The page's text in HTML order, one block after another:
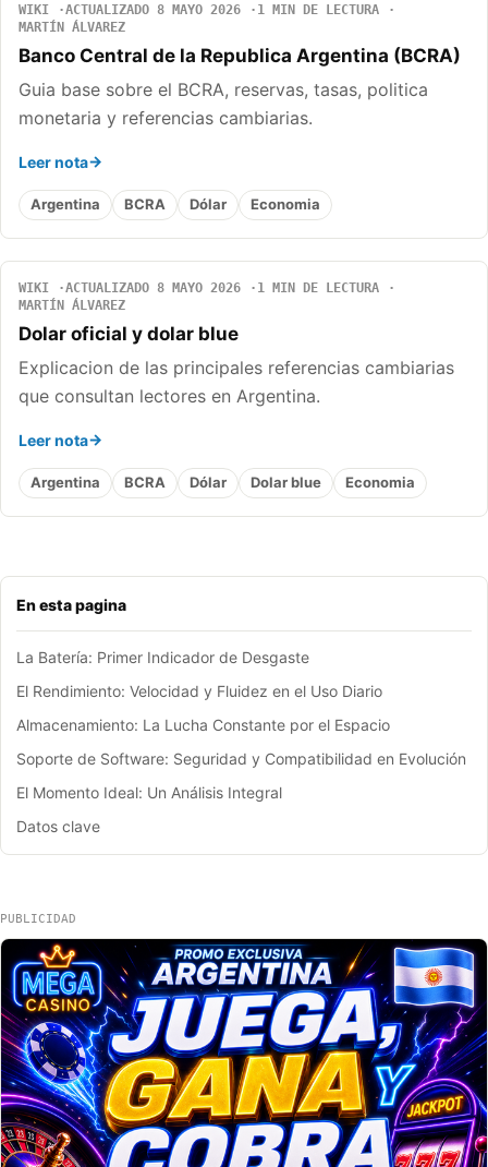
En esta pagina
La Batería: Primer Indicador de Desgaste
El Rendimiento: Velocidad y Fluidez en el Uso Diario
Almacenamiento: La Lucha Constante por el Espacio
Soporte de Software: Seguridad y Compatibilidad en Evolución
El Momento Ideal: Un Análisis Integral
Datos clave
WIKI ACTUALIZADO 8 MAYO 2026
1 MIN DE LECTURA
MARTÍN ÁLVAREZ
Banco Central de la Republica Argentina (BCRA)
Guia base sobre el BCRA, reservas, tasas, politica
monetaria y referencias cambiarias.
Leer nota
Argentina BCRA Dólar Economia
WIKI ACTUALIZADO 8 MAYO 2026
1 MIN DE LECTURA
MARTÍN ÁLVAREZ
Dolar oficial y dolar blue
Explicacion de las principales referencias cambiarias
que consultan lectores en Argentina.
Leer nota
Argentina BCRA Dólar Dolar blue Economia
PUBLICIDAD